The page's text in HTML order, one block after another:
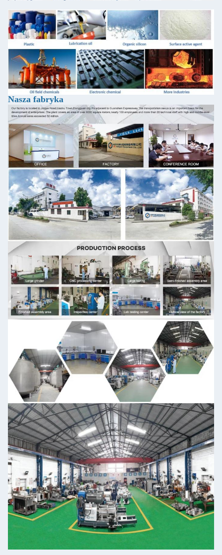
Nasza fabryka